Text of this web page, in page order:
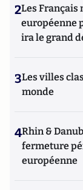
2Les Français
européenne
ira le grand
3Les villes
monde
4Rhin &
fermeture
européenne